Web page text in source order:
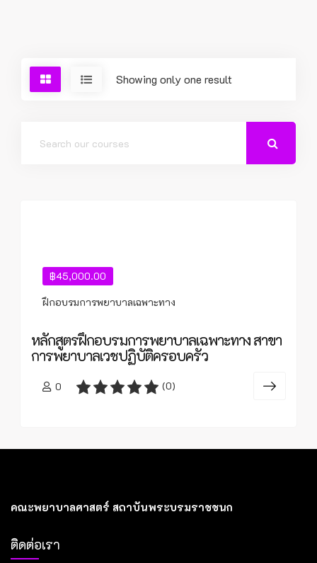
Showing only one result
฿45,000.00
ฝึกอบรมการพยาบาลเฉพาะทาง
หลักสูตรฝึกอบรมการพยาบาลเฉพาะทาง สาขา
การพยาบาลเวชปฏิบัติครอบครัว
0 (0)
คณะพยาบาลศาสตร์ สถาบันพระบรมราชชนก
ติดต่อเรา